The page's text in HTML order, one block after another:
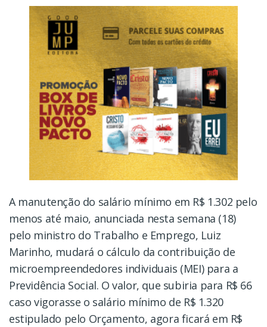
A manutenção do salário mínimo em R$ 1.302 pelo
menos até maio, anunciada nesta semana (18)
pelo ministro do Trabalho e Emprego, Luiz
Marinho, mudará o cálculo da contribuição de
microempreendedores individuais (MEI) para a
Previdência Social. O valor, que subiria para R$ 66
caso vigorasse o salário mínimo de R$ 1.320
estipulado pelo Orçamento, agora ficará em R$